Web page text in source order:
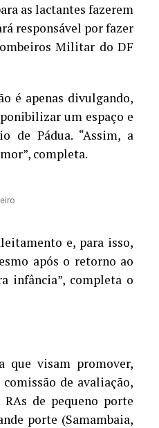
as lactantes fazerem
responsável por fazer
Militar do DF
é apenas divulgando,
um espaço e
de Pádua. “Assim, a
completa.
e, para isso,
após o retorno ao
infância”, completa o
que visam promover,
de avaliação,
de pequeno porte
porte (Samambaia,